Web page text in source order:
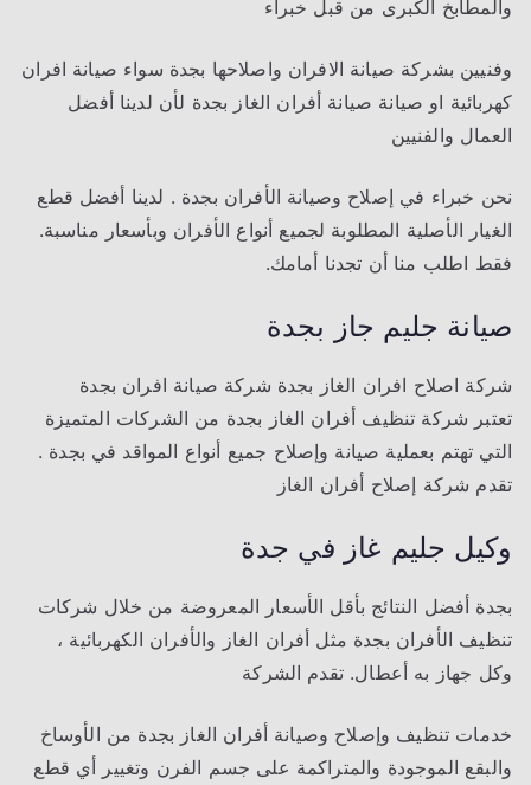
والمطابخ الكبرى من قبل خبراء
وفنيين بشركة صيانة الافران واصلاحها بجدة سواء صيانة افران
كهربائية او صيانة صيانة أفران الغاز بجدة لأن لدينا أفضل
العمال والفنيين
نحن خبراء في إصلاح وصيانة الأفران بجدة . لدينا أفضل قطع
الغيار الأصلية المطلوبة لجميع أنواع الأفران وبأسعار مناسبة.
فقط اطلب منا أن تجدنا أمامك.
صيانة جليم جاز بجدة
شركة اصلاح افران الغاز بجدة شركة صيانة افران بجدة
تعتبر شركة تنظيف أفران الغاز بجدة من الشركات المتميزة
التي تهتم بعملية صيانة وإصلاح جميع أنواع المواقد في بجدة .
تقدم شركة إصلاح أفران الغاز
وكيل جليم غاز في جدة
بجدة أفضل النتائج بأقل الأسعار المعروضة من خلال شركات
تنظيف الأفران بجدة مثل أفران الغاز والأفران الكهربائية ،
وكل جهاز به أعطال. تقدم الشركة
خدمات تنظيف وإصلاح وصيانة أفران الغاز بجدة من الأوساخ
والبقع الموجودة والمتراكمة على جسم الفرن وتغيير أي قطع